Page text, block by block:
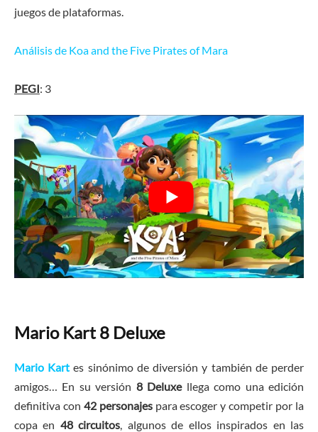
juegos de plataformas.
Análisis de Koa and the Five Pirates of Mara
PEGI: 3
Mario Kart 8 Deluxe
Mario Kart es sinónimo de diversión y también de perder
amigos… En su versión 8 Deluxellega como una edición
definitiva con 42 personajespara escoger y competir por la
copa en 48 circuitos , algunos de ellos inspirados en las